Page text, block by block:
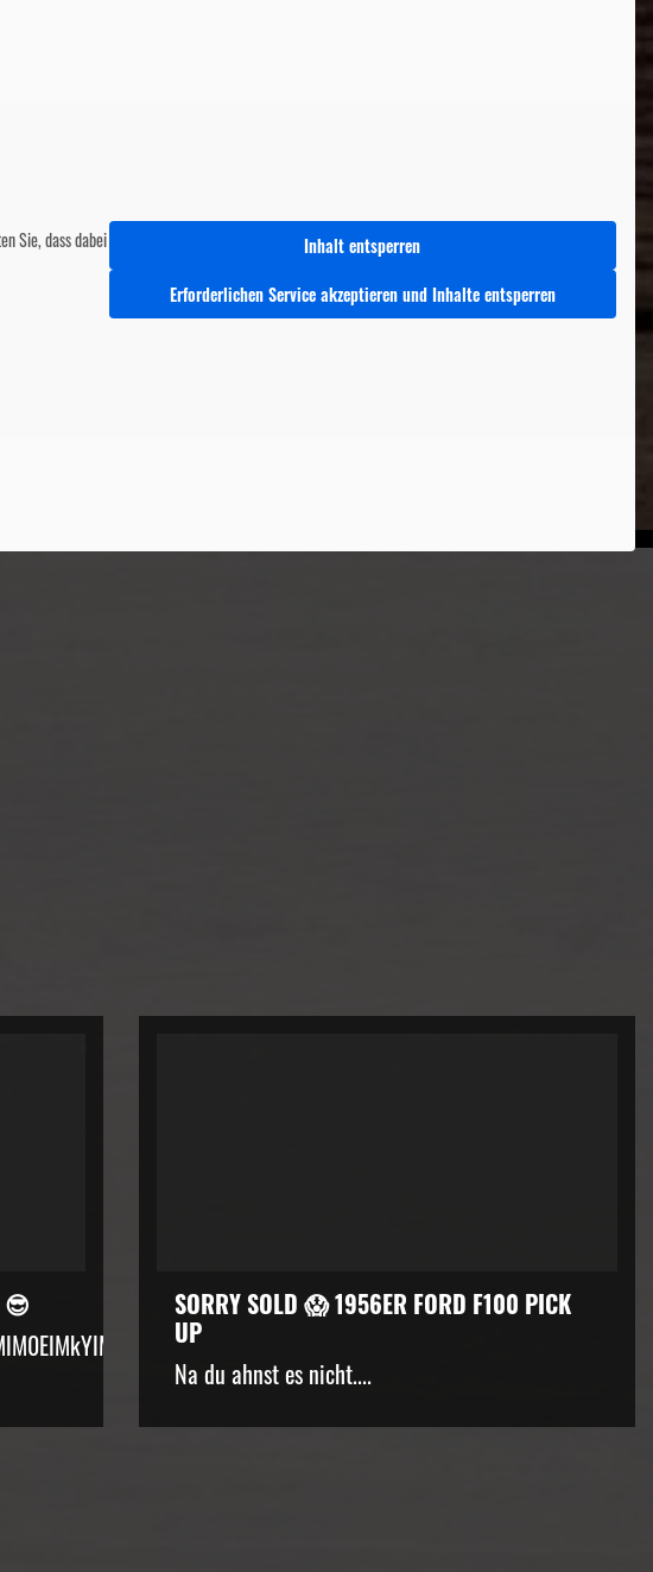
Sie, dass dabei
Inhalt entsperren
Erforderlichen Service akzeptieren und Inhalte entsperren
😎
SORRY SOLD 😱 1956ER FORD F100 PICK
UP
Na du ahnst es nicht....